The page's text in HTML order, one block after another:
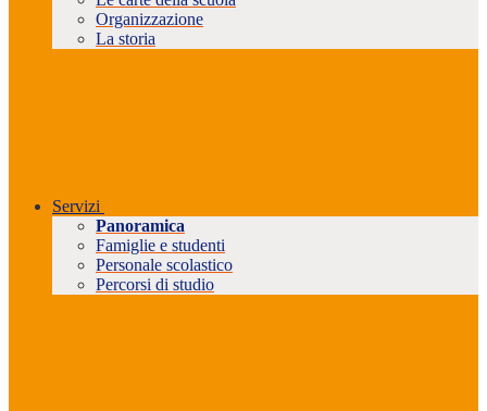
Organizzazione
La storia
Servizi
Panoramica
Famiglie e studenti
Personale scolastico
Percorsi di studio